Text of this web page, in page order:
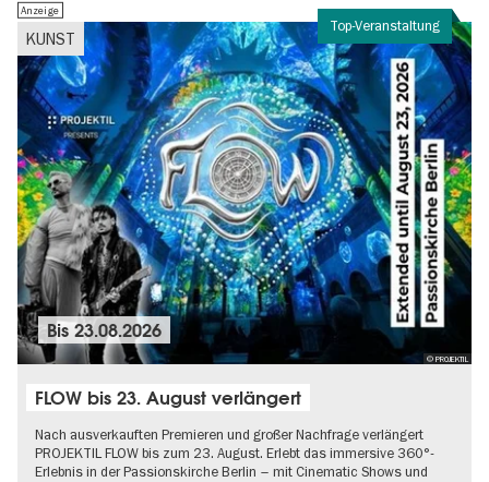
Top-Veranstaltung
KUNST
Anzeige
© PROJEKTIL
Bis23.08.2026
FLOW bis 23. August verlängert
Nach ausverkauften Premieren und großer Nachfrage verlängert
PROJEKTIL FLOW bis zum 23. August. Erlebt das immersive 360°-
Erlebnis in der Passionskirche Berlin – mit Cinematic Shows und